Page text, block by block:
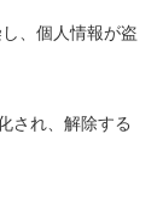
、個人情報が盗
され、解除する